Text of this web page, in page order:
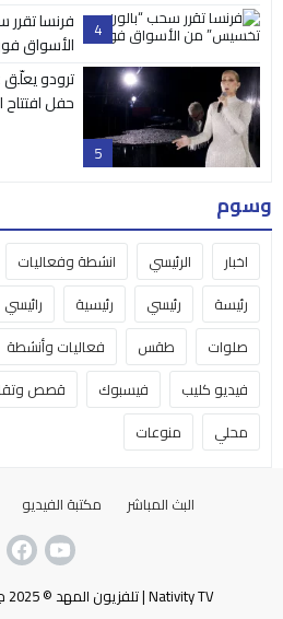
4
فرنسا
الأسواق
5
ترودو
حفل افتتاح
وسوم
اخبار الرئيسي انشطة وفعاليات
رئيسة
رئيسي رئيسية رائيسي
صلوات
طقس فعاليات وأنشطة
فيديو كليب
فيسبوك قصص
محلي
منوعات
البث المباشر مكتبة الفيديو
Nativity TV | تلفزيون المهد © 2025 جميع الحقوق محفوظة